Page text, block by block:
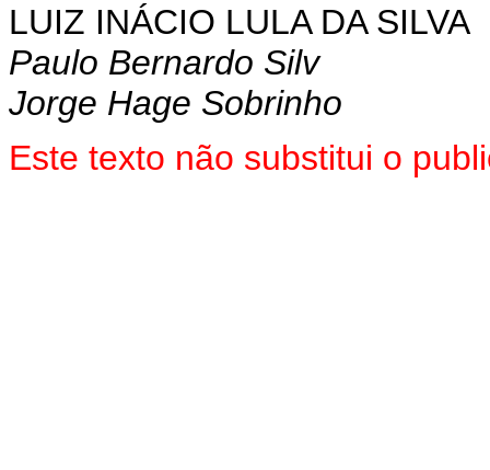
LUIZ INÁCIO LULA DA SILVA
Paulo Bernardo Silv
Jorge Hage Sobrinho
Este texto não substitui o